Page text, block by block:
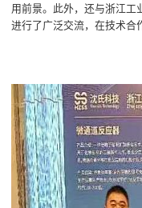
用前景。此外，还与浙江工
进行了广泛交流，在技术合